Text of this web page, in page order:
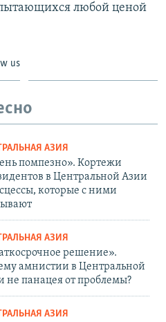
любой ценой
us
АЗИЯ
помпезно». Кортежи
в Центральной Азии
которые с ними
АЗИЯ
решение».
амнистии в Центральной
не панацея от проблемы?
АЗИЯ